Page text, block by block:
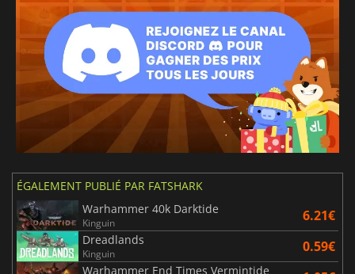
ÉGALEMENT PUBLIÉ PAR FATSHARK
Warhammer 40k Darktide
Kinguin 6.21€
Dreadlands
Kinguin 0.59€
Warhammer End Times Vermintide